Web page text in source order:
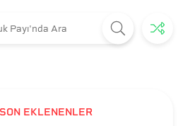
SON EKLENENLER